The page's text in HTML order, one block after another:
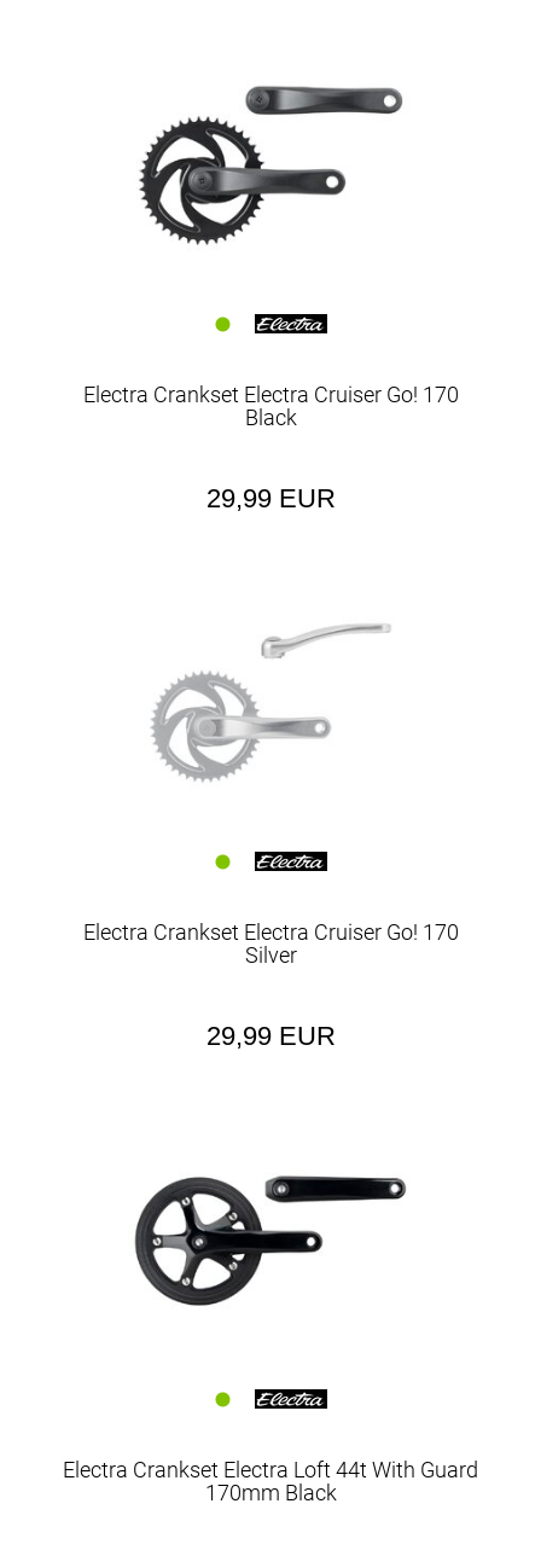
Electra Crankset Electra Cruiser Go! 170
Black
29,99 EUR
Electra Crankset Electra Cruiser Go! 170
Silver
29,99 EUR
Electra Crankset Electra Loft 44t With Guard
170mm Black